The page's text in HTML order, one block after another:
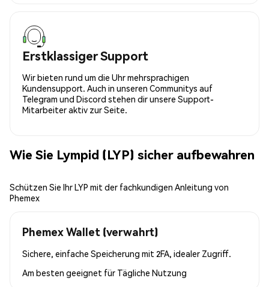
Erstklassiger Support
Wir bieten rund um die Uhr mehrsprachigen
Kundensupport. Auch in unseren Communitys auf
Telegram und Discord stehen dir unsere Support-
Mitarbeiter aktiv zur Seite.
Wie Sie Lympid (LYP) sicher aufbewahren
Schützen Sie Ihr LYP mit der fachkundigen Anleitung von
Phemex
Phemex Wallet (verwahrt)
Sichere, einfache Speicherung mit 2FA, idealer Zugriff.
Am besten geeignet für Tägliche Nutzung